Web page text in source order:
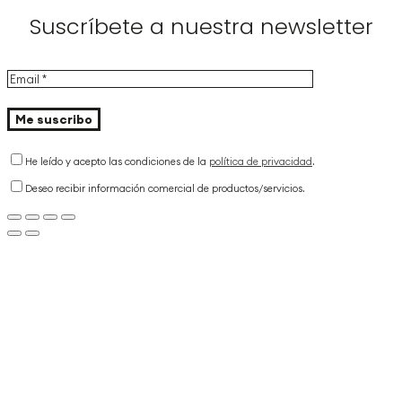
Suscríbete a nuestra newsletter
He leído y acepto las condiciones de la política de privacidad.
Deseo recibir información comercial de productos/servicios.